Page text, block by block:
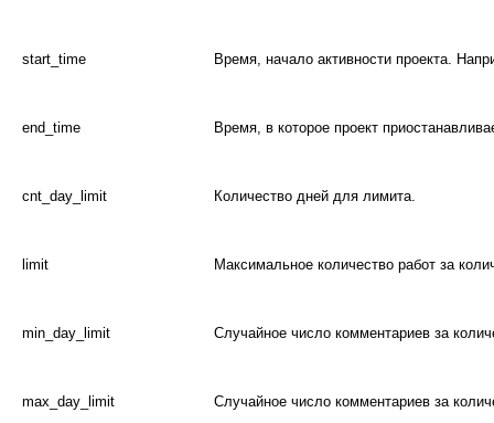
start_time Время, начало активности проекта.
end_time Время, в которое проект
cnt_day_limit Количество дней для лимита.
limit Максимальное количество работ за
min_day_limit Случайное число комментариев за
max_day_limit Случайное число комментариев за